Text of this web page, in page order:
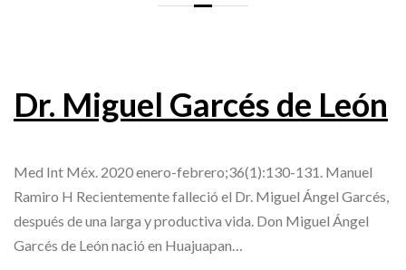
Dr. Miguel Garcés de León
Med Int Méx. 2020 enero-febrero;36(1):130-131. Manuel
Ramiro H Recientemente falleció el Dr. Miguel Ángel Garcés,
después de una larga y productiva vida. Don Miguel Ángel
Garcés de León nació en Huajuapan…